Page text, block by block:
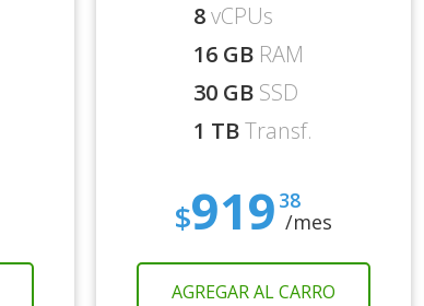
8vCPUs
16 GB RAM
30 GB SSD
1 TBTransf.
$919 38
/mes
AGREGAR AL CARRO